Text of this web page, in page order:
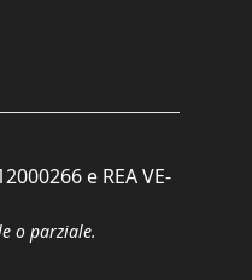
e REA VE-
o parziale.